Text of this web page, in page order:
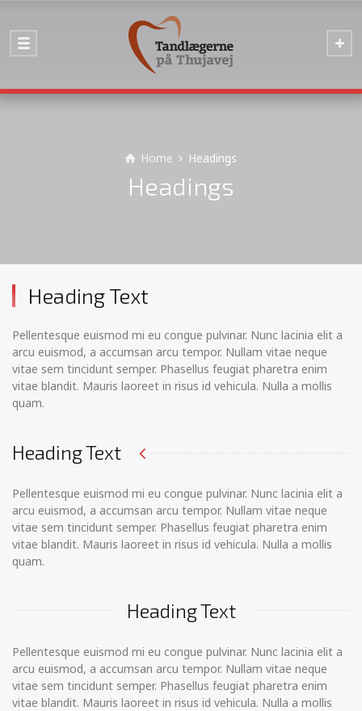
Home Headings
Headings
Heading Text
Pellentesque euismod mi eu congue pulvinar. Nunc lacinia elit a
arcu euismod, a accumsan arcu tempor. Nullam vitae neque
vitae sem tincidunt semper. Phasellus feugiat pharetra enim
vitae blandit. Mauris laoreet in risus id vehicula. Nulla a mollis
quam.
Heading Text
Pellentesque euismod mi eu congue pulvinar. Nunc lacinia elit a
arcu euismod, a accumsan arcu tempor. Nullam vitae neque
vitae sem tincidunt semper. Phasellus feugiat pharetra enim
vitae blandit. Mauris laoreet in risus id vehicula. Nulla a mollis
quam.
Heading Text
Pellentesque euismod mi eu congue pulvinar. Nunc lacinia elit a
arcu euismod, a accumsan arcu tempor. Nullam vitae neque
vitae sem tincidunt semper. Phasellus feugiat pharetra enim
vitae blandit. Mauris laoreet in risus id vehicula. Nulla a mollis